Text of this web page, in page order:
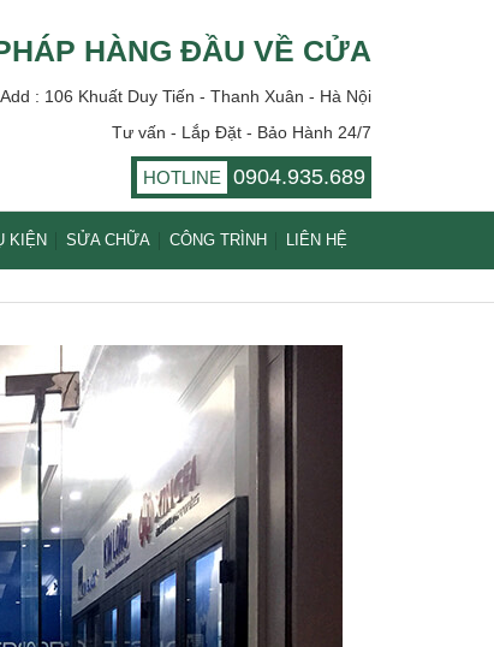
HÀNG ĐẦU VỀ CỬA
Add : 106 Khuất Duy Tiến - Thanh Xuân - Hà Nội
Tư vấn - Lắp Đặt - Bảo Hành 24/7
HOTLINE 0904.935.689
KIỆN SỬA CHỮA CÔNG TRÌNH LIÊN HỆ